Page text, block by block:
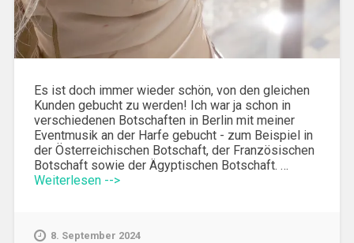
Es ist doch immer wieder schön, von den gleichen
Kunden gebucht zu werden! Ich war ja schon in
verschiedenen Botschaften in Berlin mit meiner
Eventmusik an der Harfe gebucht - zum Beispiel in
der Österreichischen Botschaft, der Französischen
Botschaft sowie der Ägyptischen Botschaft. …
Weiterlesen -->
8. September 2024